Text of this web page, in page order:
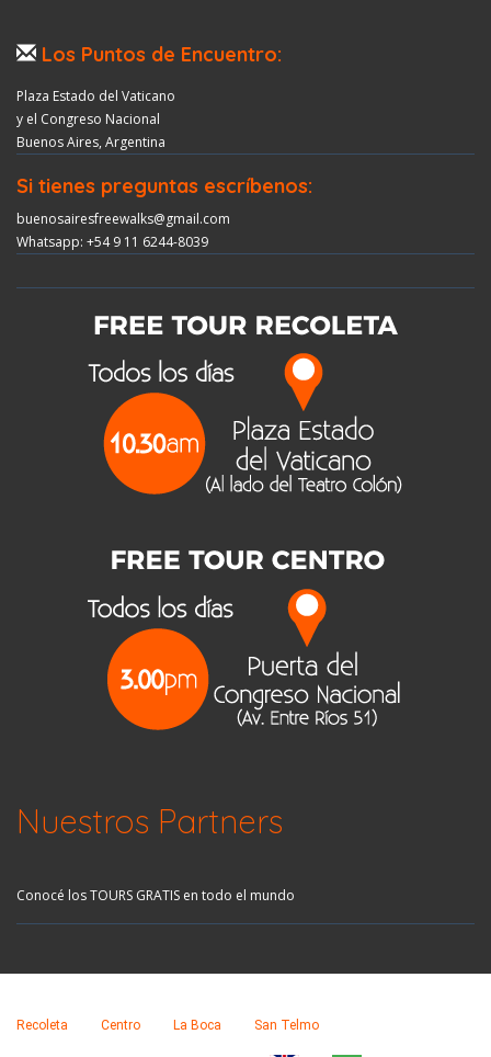
Los Puntos de Encuentro:
Plaza Estado del Vaticano
y el Congreso Nacional
Buenos Aires, Argentina
Si tienes preguntas escríbenos:
buenosairesfreewalks@gmail.com
Whatsapp: +54 9 11 6244-8039
Nuestros Partners
Conocé los TOURS GRATIS en todo el mundo
Recoleta Centro La Boca San Telmo